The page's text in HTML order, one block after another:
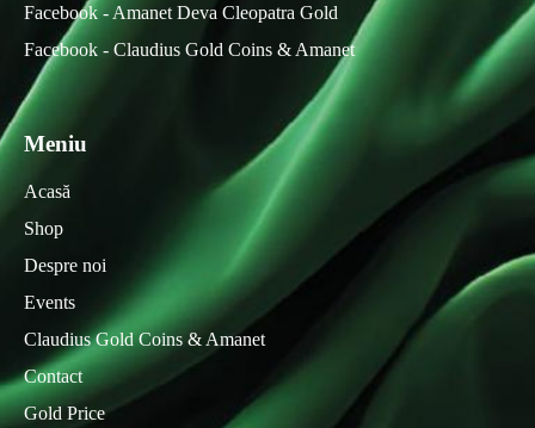
Facebook - Amanet Deva Cleopatra Gold
Facebook - Claudius Gold Coins & Amanet
Meniu
Acasă
Shop
Despre noi
Events
Claudius Gold Coins & Amanet
Contact
Gold Price